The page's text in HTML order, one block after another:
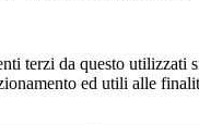
terzi da questo utilizzati
ed utili alle